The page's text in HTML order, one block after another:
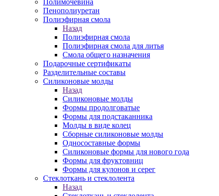
Полимочевина
Пенополиуретан
Полиэфирная смола
Назад
Полиэфирная смола
Полиэфирная смола для литья
Смола общего назначения
Подарочные сертификаты
Разделительные составы
Силиконовые молды
Назад
Силиконовые молды
Формы продолговатые
Формы для подстаканника
Молды в виде колец
Сборные силиконовые молды
Односоставные формы
Силиконовые формы для нового года
Формы для фруктовниц
Формы для кулонов и серег
Стеклоткань и стеклолента
Назад